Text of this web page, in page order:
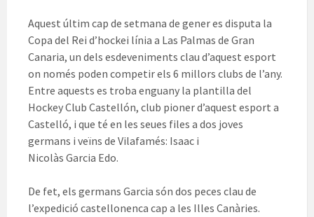
Aquest últim cap de setmana de gener es disputa la
Copa del Rei d’hockei línia a Las Palmas de Gran
Canaria, un dels esdeveniments clau d’aquest esport
on només poden competir els 6 millors clubs de l’any.
Entre aquests es troba enguany la plantilla del
HockeyClub Castellón, club pioner d’aquest esport a
Castelló, i que té en les seues files a dos joves
germans i veïns de Vilafamés: Isaac i
Nicolàs Garcia Edo.
De fet, els germans Garcia són dos peces clau de
l’expedició castellonenca cap a les Illes Canàries.